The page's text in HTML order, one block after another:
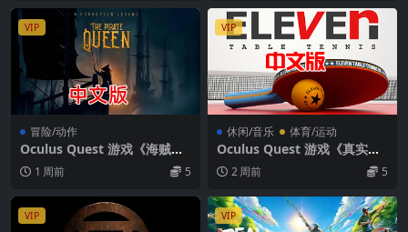
VIP
冒险/动作
Oculus Quest 游戏《海贼女
王：被遗忘的传奇》The Pirat
e Queen: A Forgotten Lege
nd
1 周前 5
VIP
休闲/音乐 体育/运动
Oculus Quest 游戏《真实乒
乓球VR》Eleven: Table Tenn
is VR中文游戏下载
2 周前 5
VIP VIP